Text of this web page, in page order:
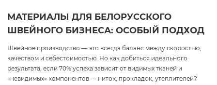
МАТЕРИАЛЫ ДЛЯ БЕЛОРУССКОГО
ШВЕЙНОГО БИЗНЕСА: ОСОБЫЙ ПОДХОД
Швейное производство — это всегда баланс между скоростью,
качеством и себестоимостью. Но как добиться идеального
результата, если 70% успеха зависит от видимых тканей и
«невидимых» компонентов — ниток, прокладок, утеплителей?